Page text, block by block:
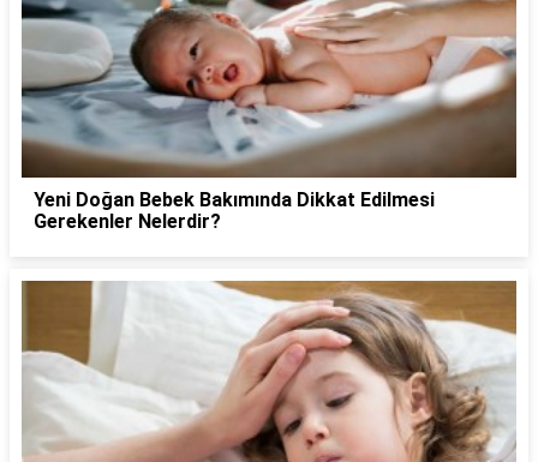
Yeni Doğan Bebek Bakımında Dikkat Edilmesi
Gerekenler Nelerdir?